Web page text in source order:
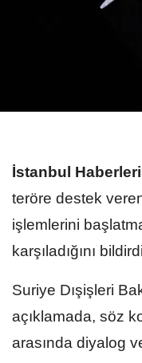
İstanbul Haberleri
teröre destek
işlemlerini
karşıladığını
Suriye Dışişleri
açıklamada, söz
arasında diyalog